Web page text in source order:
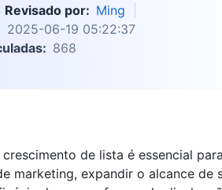
Revisado por: Ming
2025-06-19 05:22:37
868
de lista é essencial para
marketing, expandir o alcance de